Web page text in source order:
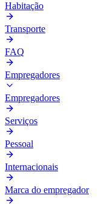
Habitação
Transporte
FAQ
Empregadores
Empregadores
Serviços
Pessoal
Internacionais
Marca do empregador